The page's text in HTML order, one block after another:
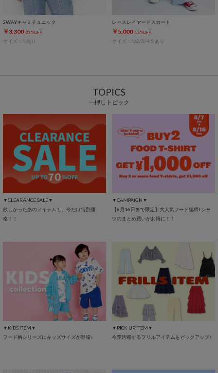
2WAYキャミチュニック
￥3,300 33%OFF
サイズ：1 あり
レースレイヤードスカート
￥5,000 15%OFF
サイズ：1/2/3/4/5 あり
TOPICS
一押しトピック
▼CLEARANCE SALE▼
欲しかったあのアイテムも、今だけ特別価
格！！
▼CAMPAIGN▼
【8月16日まで限定】大人気フード総柄Tシャ
ツのまとめ買いがお得に！！
▼KIDS ITEM▼
フード柄シリーズにキッズサイズが登場♪
▼PICK UP ITEM▼
今季活躍するフリルアイテムをピックアップ♪